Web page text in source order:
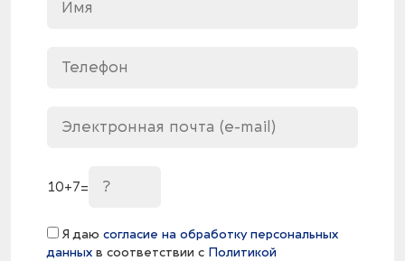
10+7=
Я даю согласие на обработку персональных
данных в соответствии с Политикой